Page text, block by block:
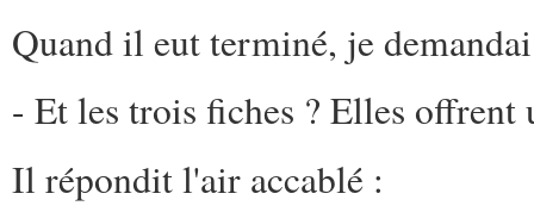
Quand il eut terminé, je
- Et les trois fiches ? Elles offrent
Il répondit l'air accablé :